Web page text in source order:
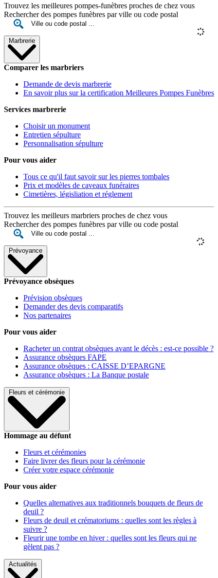
Trouvez les meilleures pompes-funèbres proches de chez vous
Rechercher des pompes funèbres par ville ou code postal
Marbrerie
Comparer les marbriers
Demande de devis marbrerie
En savoir plus sur la certification Meilleures Pompes Funèbres
Services marbrerie
Choisir un monument
Entretien sépulture
Personnalisation sépulture
Pour vous aider
Tous ce qu'il faut savoir sur les pierres tombales
Prix et modèles de caveaux funéraires
Cimetières, législiation et réglement
Trouvez les meilleurs marbriers proches de chez vous
Rechercher des pompes funèbres par ville ou code postal
Prévoyance
Prévoyance obsèques
Prévision obsèques
Demander des devis comparatifs
Nos partenaires
Pour vous aider
Racheter un contrat obsèques avant le décès : est-ce possible ?
Assurance obsèques FAPE
Assurance obsèques : CAISSE D’EPARGNE
Assurance obsèques : La Banque postale
Fleurs et cérémonie
Hommage au défunt
Fleurs et cérémonies
Faire livrer des fleurs pour la cérémonie
Créer votre espace cérémonie
Pour vous aider
Quelles alternatives aux traditionnels bouquets de fleurs de
deuil ?
Fleurs de deuil et crématoriums : quelles sont les règles à
suivre ?
Fleurir une tombe en hiver : quelles sont les fleurs qui ne
gèlent pas ?
Actualités